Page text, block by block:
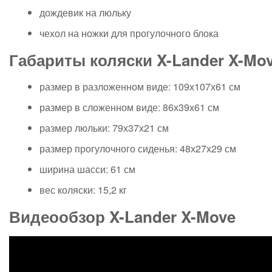
дождевик на люльку
чехол на ножки для прогулочного блока
Габариты коляски X-Lander X-
размер в разложенном виде: 109х107х61 см
размер в сложенном виде: 86х39х61 см
размер люльки: 79х37х21 см
размер прогулочного сиденья: 48х27х29 см
ширина шасси: 61 см
вес коляски: 15,2 кг
Видеообзор X-Lander X-Move